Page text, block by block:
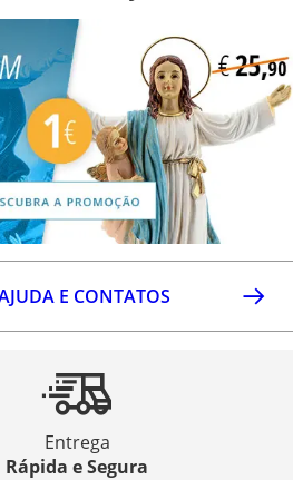
E CONTATOS
Entrega
Rápida e Segura